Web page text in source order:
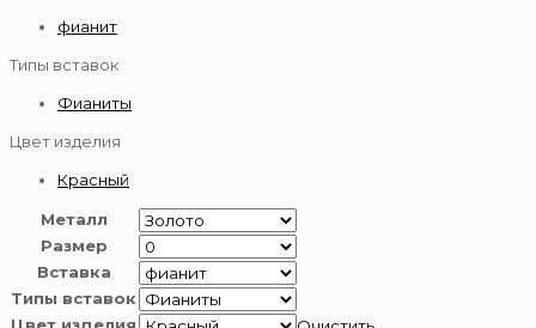
фианит
Типы вставок
Фианиты
Цвет изделия
Красный
Металл
Размер
Вставка
Типы вставок